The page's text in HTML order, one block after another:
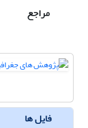
مراجع
فایل ها